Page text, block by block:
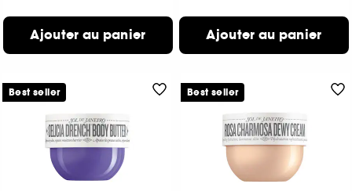
Ajouter au panier Ajouter au panier
Best seller Best seller